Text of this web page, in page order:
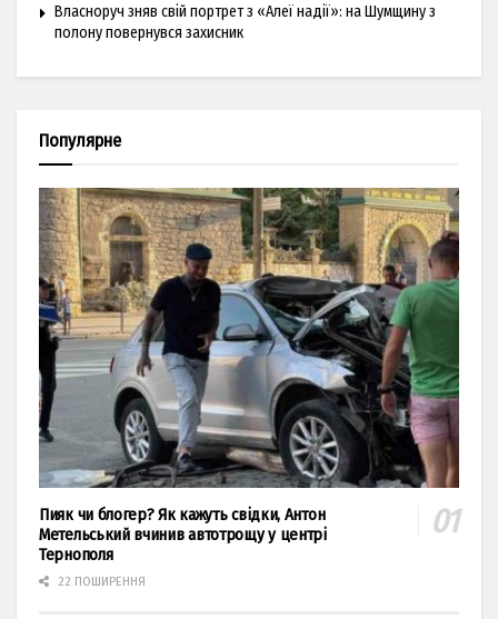
Власноруч зняв свій портрет з «Алеї надії»: на Шумщину з
полону повернувся захисник
Популярне
Пияк чи блогер? Як кажуть свідки, Антон
Метельський вчинив автотрощу у центрі
Тернополя
22 ПОШИРЕННЯ